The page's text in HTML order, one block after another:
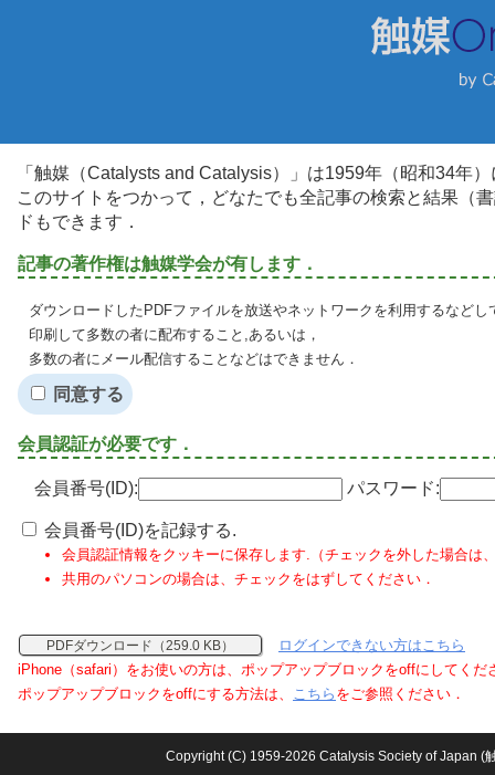
「触媒（Catalysts and Catalysis）」は1959年（昭和34年
このサイトをつかって，どなたでも全記事の検索と結果（
ドもできます．
記事の著作権は触媒学会が有します．
ダウンロードしたPDFファイルを放送やネットワークを利用するなど
印刷して多数の者に配布すること,あるいは，
多数の者にメール配信することなどはできません．
同意する
会員認証が必要です．
会員番号(ID): パスワード:
会員番号(ID)を記録する.
会員認証情報をクッキーに保存します.（チェックを外した場合は
共用のパソコンの場合は、チェックをはずしてください．
PDFダウンロード（259.0 KB）
ログインできない方はこちら
iPhone（safari）をお使いの方は、ポップアップブロックをoffにしてくだ
ポップアップブロックをoffにする方法は、 こちら をご参照ください．
Copyright (C) 1959-2026 Catalysis Society of Japan (